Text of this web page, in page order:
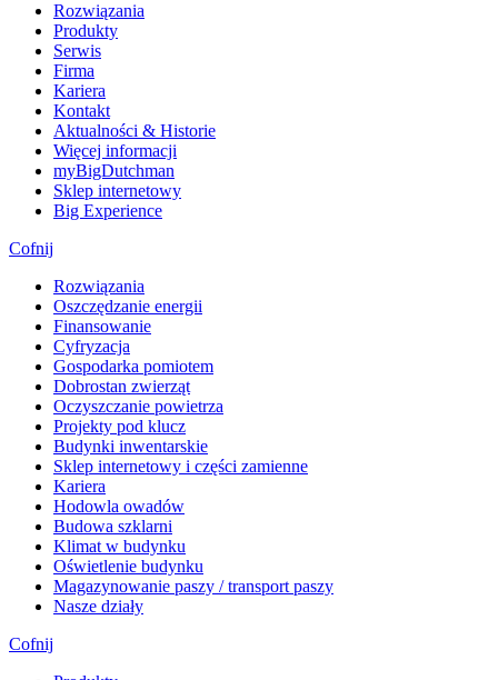
Rozwiązania
Produkty
Serwis
Firma
Kariera
Kontakt
Aktualności & Historie
Więcej informacji
myBigDutchman
Sklep internetowy
Big Experience
Cofnij
Rozwiązania
​Oszczędzanie energii
Finansowanie
Cyfryzacja
Gospodarka pomiotem
Dobrostan zwierząt
Oczyszczanie powietrza
Projekty pod klucz
Budynki inwentarskie
Sklep internetowy i części zamienne
Kariera
Hodowla owadów
Budowa szklarni
Klimat w budynku
Oświetlenie budynku
Magazynowanie paszy / transport paszy
Nasze działy
Cofnij